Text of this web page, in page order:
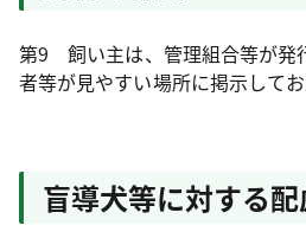
第9 飼い主は、管理組合等が発
者等が見やすい場所に掲示して
盲導犬等に対する配